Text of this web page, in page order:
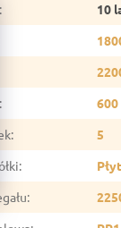
:
10
:
600
:
5
:
: